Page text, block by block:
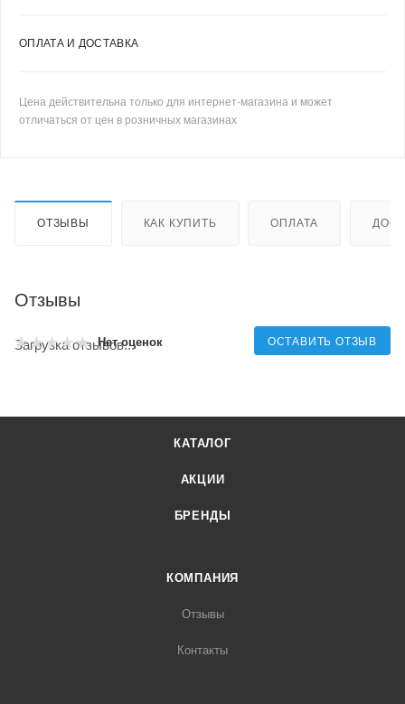
ОПЛАТА И ДОСТАВКА
Цена действительна только для интернет-магазина и может
отличаться от цен в розничных магазинах
ОТЗЫВЫ КАК КУПИТЬ ОПЛАТА
Отзывы
Нет оценок ОСТАВИТЬ ОТЗЫВ
Загрузка отзывов...
КАТАЛОГ
АКЦИИ
БРЕНДЫ
КОМПАНИЯ
Отзывы
Контакты